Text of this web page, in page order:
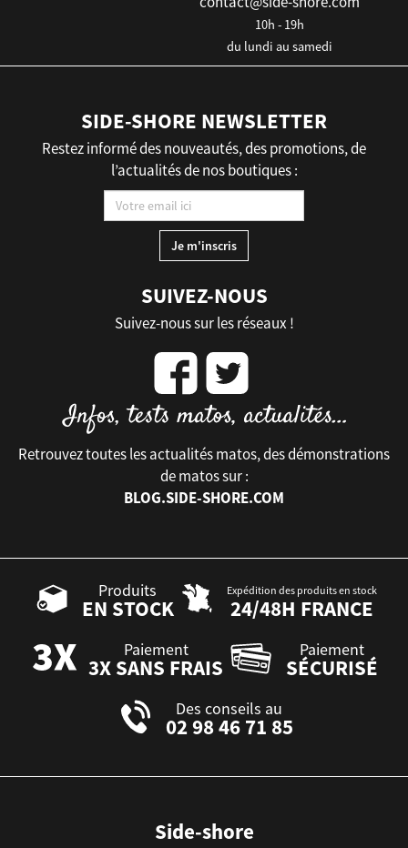
10h - 19h
du lundi au samedi
SIDE-SHORE NEWSLETTER
Restez informé des nouveautés, des promotions, de
l’actualités de nos boutiques :
SUIVEZ-NOUS
Suivez-nous sur les réseaux !
Retrouvez toutes les actualités matos, des démonstrations
de matos sur :
BLOG.SIDE-SHORE.COM
Produits
EN STOCK
Expédition des produits en stock
24/48H FRANCE
Paiement
3X SANS FRAIS
Paiement
SÉCURISÉ
Des conseils au
02 98 46 71 85
Side-shore